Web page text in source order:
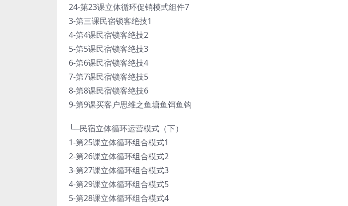
24-第23课立体循环促销模式组件7
3-第三课民宿锁客绝技1
4-第4课民宿锁客绝技2
5-第5课民宿锁客绝技3
6-第6课民宿锁客绝技4
7-第7课民宿锁客绝技5
8-第8课民宿锁客绝技6
9-第9课买客户思维之鱼塘鱼饵鱼钩
└─民宿立体循环运营模式（下）
1-第25课立体循环组合模式1
2-第26课立体循环组合模式2
3-第27课立体循环组合模式3
4-第29课立体循环组合模式5
5-第28课立体循环组合模式4